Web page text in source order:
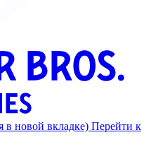
в новой вкладке) Перейти к